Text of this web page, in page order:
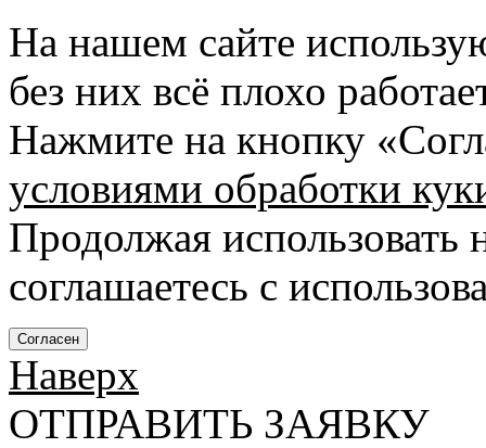
На нашем сайте
без них всё плохо
Нажмите на кнопку
условиями обработки
Продолжая использовать
соглашаетесь с
Согласен
Наверх
ОТПРАВИТЬ ЗАЯВКУ